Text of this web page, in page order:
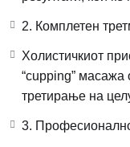
2. Комплетен
Холистичкиот
“cupping” масажа
третирање на
3.